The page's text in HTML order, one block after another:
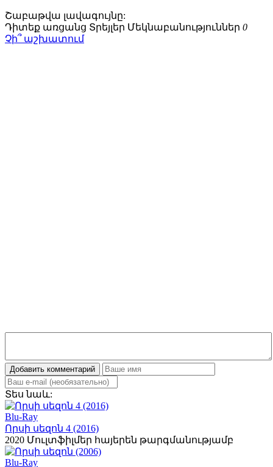
Շաբաթվա լավագույնը:
Դիտեք առցանց Տրեյլեր Մեկնաբանություններ 0
Չի՞ աշխատում
Добавить комментарий
Տեսնաև:
Blu-Ray
Որսի սեզոն 4 (2016)
2020 Մուլտֆիլմեր հայերեն թարգմանությամբ
Blu-Ray